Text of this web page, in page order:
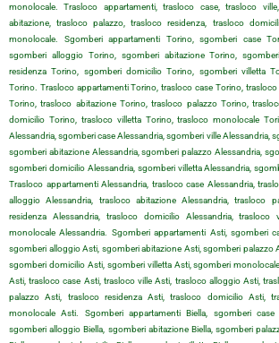
monolocale. Trasloco appartamenti, trasloco case, trasloco
abitazione, trasloco palazzo, trasloco residenza, trasloco
monolocale. Sgomberi appartamenti Torino, sgomberi case
sgomberi alloggio Torino, sgomberi abitazione Torino,
residenza Torino, sgomberi domicilio Torino, sgomberi villetta
Torino. Trasloco appartamenti Torino, trasloco case Torino,
Torino, trasloco abitazione Torino, trasloco palazzo Torino,
domicilio Torino, trasloco villetta Torino, trasloco monolocale
Alessandria, sgomberi case Alessandria, sgomberi ville Alessandria,
sgomberi abitazione Alessandria, sgomberi palazzo Alessandria,
sgomberi domicilio Alessandria, sgomberi villetta Alessandria,
Trasloco appartamenti Alessandria, trasloco case Alessandria,
alloggio Alessandria, trasloco abitazione Alessandria, trasloco
residenza Alessandria, trasloco domicilio Alessandria, trasloco
monolocale Alessandria. Sgomberi appartamenti Asti, sgomberi
sgomberi alloggio Asti, sgomberi abitazione Asti, sgomberi palazzo
sgomberi domicilio Asti, sgomberi villetta Asti, sgomberi
Asti, trasloco case Asti, trasloco ville Asti, trasloco alloggio Asti,
palazzo Asti, trasloco residenza Asti, trasloco domicilio Asti,
monolocale Asti. Sgomberi appartamenti Biella, sgomberi case
sgomberi alloggio Biella, sgomberi abitazione Biella, sgomberi